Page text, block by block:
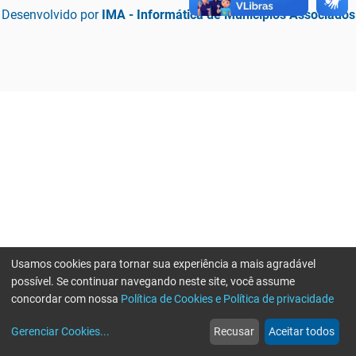
Desenvolvido por IMA - Informática de Municípios Associados
web
Notícias
more_horiz
Mais
Usamos cookies para tornar sua experiência a mais agradável
possível. Se continuar navegando neste site, você assume
concordar com nossa Política de Cookies e Política de privacidade
Gerenciar Cookies... Recusar Aceitar todos
Erro ao enviar informações, por favor tente novamente